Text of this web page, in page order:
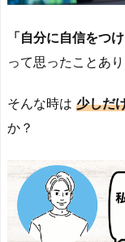
「自分に自信をつ
って思ったことあり
そんな時は 少しだ
か？